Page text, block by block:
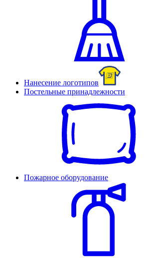
Нанесение логотипов
Постельные принадлежности
Пожарное оборудование